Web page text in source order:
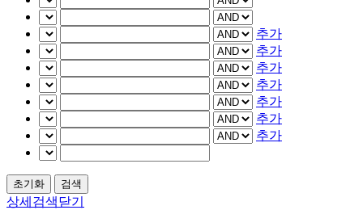
추가
추가
추가
추가
추가
추가
추가
상세검색닫기